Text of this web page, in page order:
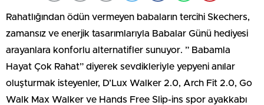
Rahatlığından ödün vermeyen babaların tercihi Skechers,
zamansız ve enerjik tasarımlarıyla Babalar Günü hediyesi
arayanlara konforlu alternatifler sunuyor. ” Babamla
Hayat Çok Rahat” diyerek sevdikleriyle yepyeni anılar
oluşturmak isteyenler, D’Lux Walker 2.0, Arch Fit 2.0, Go
Walk Max Walker ve Hands Free Slip-ins spor ayakkabı